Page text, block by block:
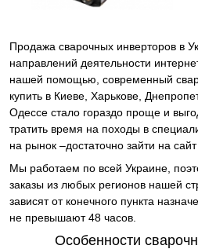
Продажа сварочных инверторов в
направлений деятельности
нашей помощью, современный
купить в Киеве, Харькове,
Одессе стало гораздо проще и
тратить время на походы в
на рынок –достаточно зайти на
Мы работаем по всей Украине,
заказы из любых регионов нашей
зависят от конечного пункта
не превышают 48 часов.
Особенности